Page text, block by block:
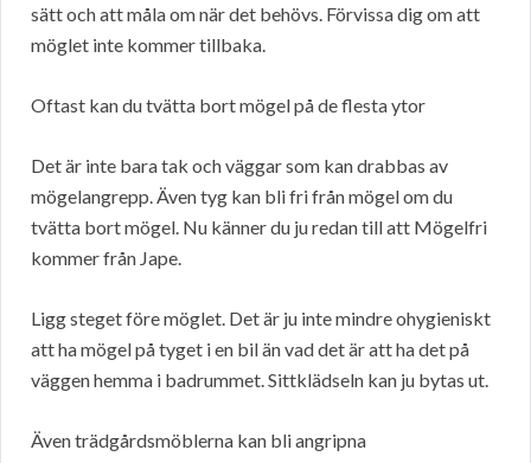
sätt och att måla om när det behövs. Förvissa dig om att
möglet inte kommer tillbaka.
Oftast kan du tvätta bort mögel på de flesta ytor
Det är inte bara tak och väggar som kan drabbas av
mögelangrepp. Även tyg kan bli fri från mögel om du
tvätta bort mögel. Nu känner du ju redan till att Mögelfri
kommer från Jape.
Ligg steget före möglet. Det är ju inte mindre ohygieniskt
att ha mögel på tyget i en bil än vad det är att ha det på
väggen hemma i badrummet. Sittklädseln kan ju bytas ut.
Även trädgårdsmöblerna kan bli angripna